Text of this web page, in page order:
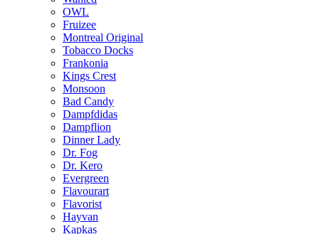
OWL
Fruizee
Montreal Original
Tobacco Docks
Frankonia
Kings Crest
Monsoon
Bad Candy
Dampfdidas
Dampflion
Dinner Lady
Dr. Fog
Dr. Kero
Evergreen
Flavourart
Flavorist
Hayvan
Kapkas